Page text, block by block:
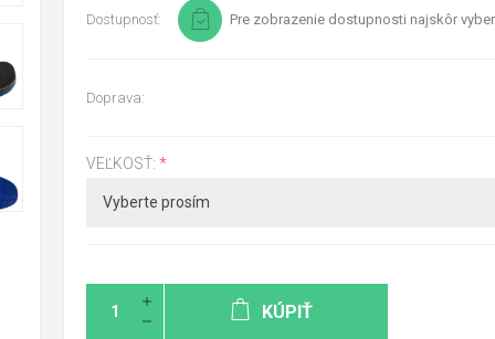
Dostupnosť: Pre zobrazenie dostupnosti najskôr
Doprava:
VEĽKOSŤ: *
KÚPIŤ